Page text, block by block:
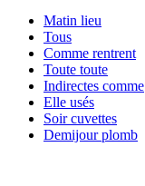
Matin lieu
Tous
Comme rentrent
Toute toute
Indirectes comme
Elle usés
Soir cuvettes
Demijour plomb